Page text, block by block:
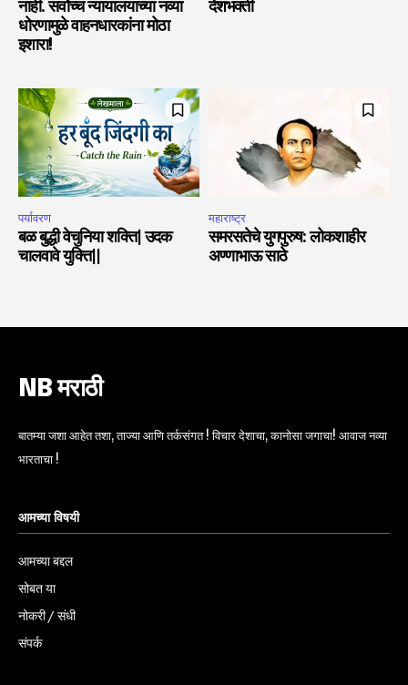
नाही. सर्वोच्च न्यायालयाच्या नव्या
धोरणामुळे वाहनधारकांना मोठा
इशारा!
देशभक्ती
पर्यावरण
बळ बुद्धी वेचुनिया शक्ति| उदक
चालवावे युक्ति||
महाराष्ट्र
समरसतेचे युगपुरुष: लोकशाहीर
अण्णाभाऊ साठे
NB मराठी
बातम्या जशा आहेत तशा, ताज्या आणि तर्कसंगत ! विचार देशाचा, कानोसा जगाचा! आवाज नव्या
भारताचा !
आमच्या विषयी
आमच्या बद्दल
सोबत या
नोकरी / संधी
संपर्क